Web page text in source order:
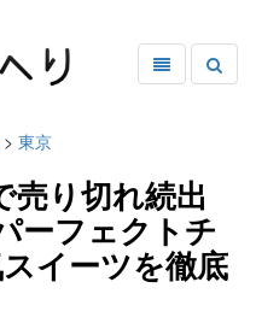
> 東京
売り切れ続出
ーフェクトチ
イーツを徹底